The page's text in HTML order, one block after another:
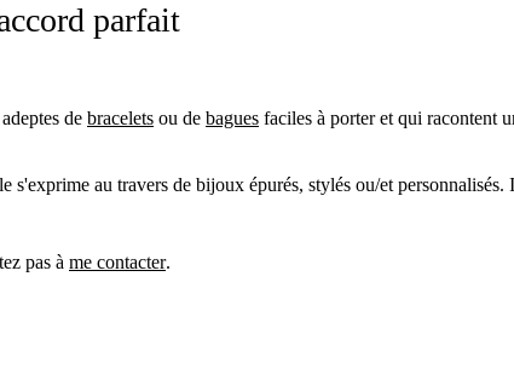
parfait
de bracelets ou de bagues faciles à porter et qui racontent
au travers de bijoux épurés, stylés ou/et personnalisés.
pas à me contacter.